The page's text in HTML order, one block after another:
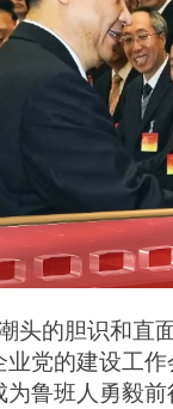
头的胆识和直
党的建设工
鲁班人勇毅